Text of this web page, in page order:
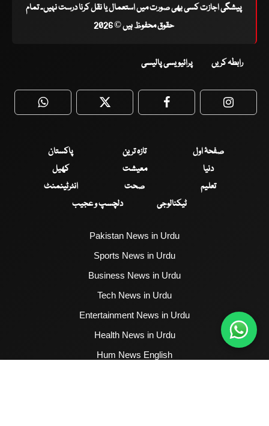
پیشگی اجازت کسی بھی صورت میں استعمال یا نقل کرنا درست نہیں۔ تمام
حقوق محفوظ ہیں © 2026
رابطہ کریں پرائیویسی پالیسی
WhatsApp Twitter Facebook
صفحۂ اول تازہ ترین
پاکستان
دنیا
معیشت
کھیل
تعلیم
صحت
انٹرٹینمنٹ
ٹیکنالوجی
دلچسپ و عجیب
Pakistan News in Urdu
Sports News in Urdu
Business News in Urdu
Tech News in Urdu
Entertainment News in Urdu
Health News in Urdu
Hum News English